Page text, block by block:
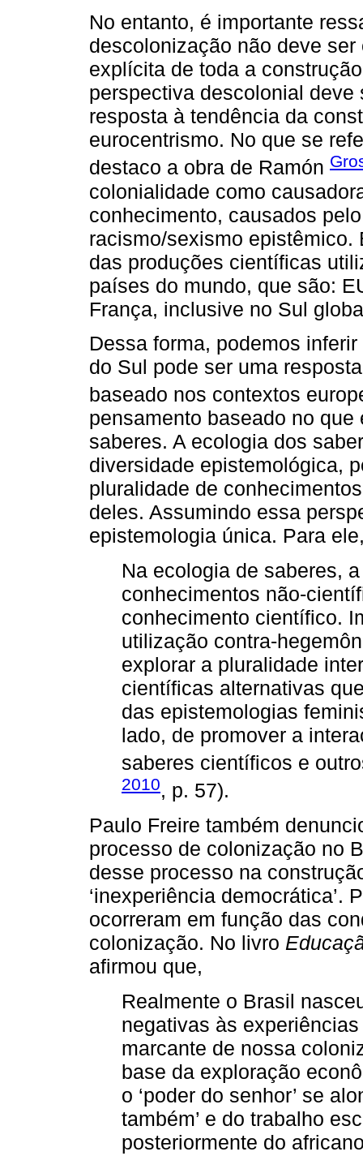
No entanto, é importante
descolonização não deve
explícita de toda a
perspectiva descolonial
resposta à tendência da
eurocentrismo. No que se
destaco a obra de Ramón
colonialidade como
conhecimento, causados
racismo/sexismo
das produções científicas
países do mundo, que são:
França, inclusive no Sul
Dessa forma, podemos
do Sul pode ser uma
baseado nos contextos
pensamento baseado no
saberes. A ecologia dos
diversidade epistemológica,
pluralidade de
deles. Assumindo essa
epistemologia única. Para
Na ecologia de saberes,
conhecimentos não-
conhecimento científico.
utilização contra-
explorar a pluralidade
científicas alternativas
das epistemologias
lado, de promover a
saberes científicos e
2010, p. 57).
Paulo Freire também
processo de colonização no
desse processo na
‘inexperiência democrática’.
ocorreram em função das
colonização. No livro
afirmou que,
Realmente o Brasil
negativas às
marcante de nossa
base da exploração
o ‘poder do senhor’ se
também’ e do trabalho
posteriormente do